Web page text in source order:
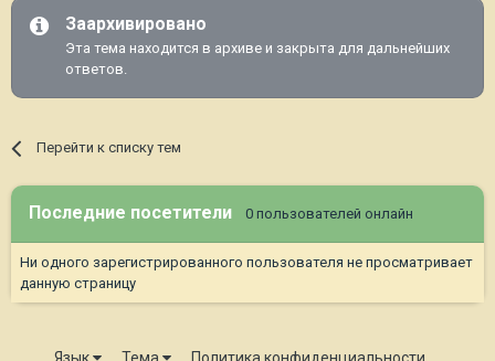
Заархивировано
Эта тема находится в архиве и закрыта для дальнейших
ответов.
Перейти к списку тем
Последние посетители 0 пользователей онлайн
Ни одного зарегистрированного пользователя не просматривает
данную страницу